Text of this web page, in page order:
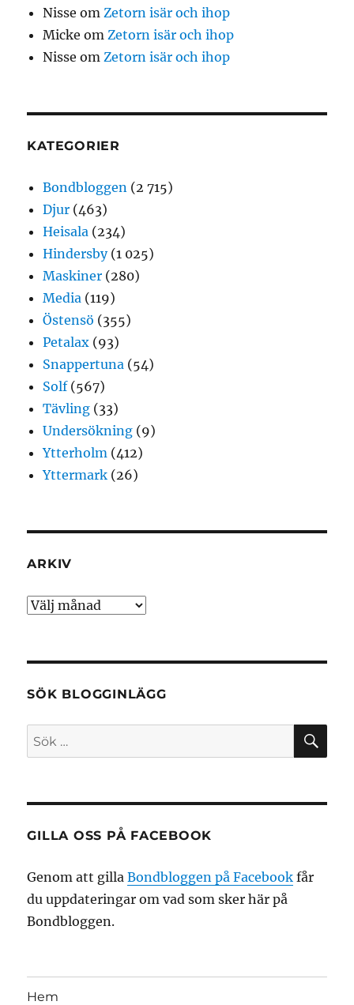
Nisse omZetorn isär och ihop
Micke omZetorn isär och ihop
Nisse omZetorn isär och ihop
KATEGORIER
Bondbloggen (2 715)
Djur (463)
Heisala (234)
Hindersby(1 025)
Maskiner (280)
Media (119)
Östensö (355)
Petalax (93)
Snappertuna (54)
Solf(567)
Tävling (33)
Undersökning (9)
Ytterholm (412)
Yttermark (26)
ARKIV
Arkiv
SÖK BLOGGINLÄGG
Sök
efter:
GILLA OSS PÅ FACEBOOK
Genom att gillaBondbloggen på Facebook får
du uppdateringar om vad som sker här på
Bondbloggen.
Hem